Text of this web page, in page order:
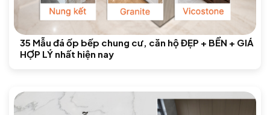
35 Mẫu đá ốp bếp chung cư, căn hộ ĐẸP + BỀN + GIÁ
HỢP LÝ nhất hiện nay